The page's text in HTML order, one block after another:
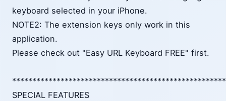
keyboard selected in your iPhone.
NOTE2: The extension keys only work in this
application.
Please check out "Easy URL Keyboard FREE" first.
*****************************************************
SPECIAL FEATURES